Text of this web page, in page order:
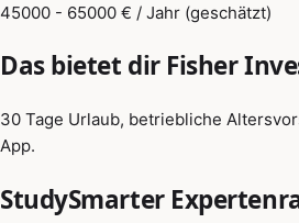
45000 - 65000 € / Jahr (geschätzt)
Das bietet dir Fisher
30 Tage Urlaub, betriebliche
App.
StudySmarter